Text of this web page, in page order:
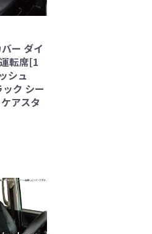
ー ダイ
転席[1
シュ
ック シー
アスタ